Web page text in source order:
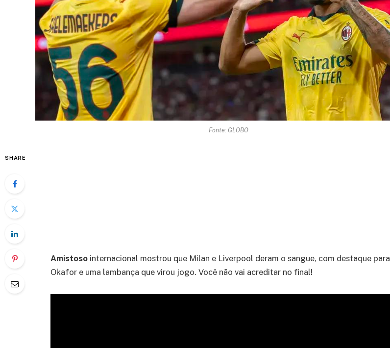
Fonte: GLOBO
SHARE
Amistoso internacional mostrou que Milan e Liverpool deram o sangue, com destaque para
Okafor e uma lambança que virou jogo. Você não vai acreditar no final!